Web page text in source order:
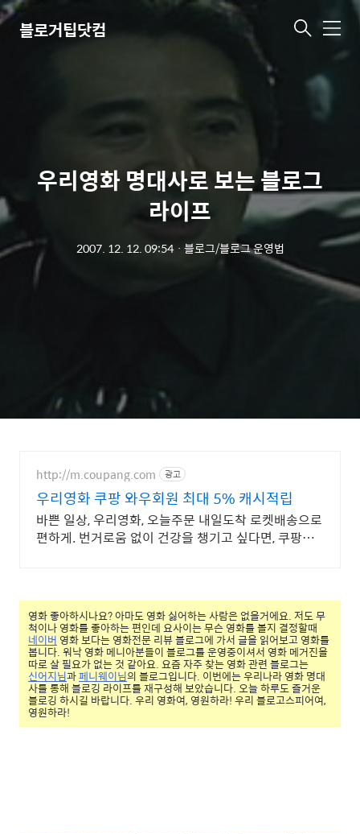
블로거팁닷컴 메
뉴
우리영화 명대사로 보는 블로그
라이프
2007. 12. 12. 09:54ㆍ 블로그/블로그 운영법
http://m.coupang.com 광고
우리영화 쿠팡 와우회원 최대 5% 캐시적립
바쁜 일상, 우리영화, 오늘주문 내일도착 로켓배송으로
편하게. 번거로움 없이 건강을 챙기고 싶다면, 쿠팡에
영화 좋아하시나요? 아마도 영화 싫어하는 사람은 없을거에요. 저도 무
척이나 영화를 좋아하는 편인데 요사이는 무슨 영화를 볼지 결정할때
네이버 영화 보다는 영화전문 리뷰 블로그에 가서 글을 읽어보고 영화를
봅니다. 워낙 영화 메니아분들이 블로그를 운영중이셔서 영화 메거진을
따로 살 필요가 없는 것 같아요. 요즘 자주 찾는 영화 관련 블로그는
신어지님과페니웨이님의 블로그입니다. 이번에는 우리나라 영화 명대
사를 통해 블로깅 라이프를 재구성해 보았습니다. 오늘 하루도 즐거운
블로깅 하시길 바랍니다. 우리 영화여, 영원하라! 우리 블로고스피어여,
영원하라!